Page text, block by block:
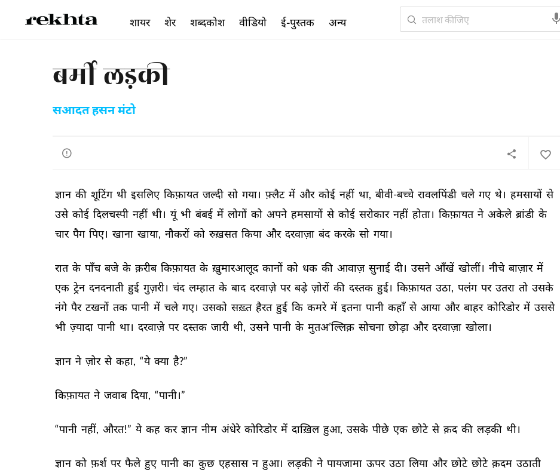
बर्मी लड़की
सआदत हसन मंटो
ज्ञान की शूटिंग थी इसलिए किफ़ायत जल्दी सो गया। फ़्लैट में और कोई नहीं था, बीवी-बच्चे रावलपिंडी चले गए थे। हमसायों से
उसे कोई दिलचस्पी नहीं थी। यूं भी बंबई में लोगों को अपने हमसायों से कोई सरोकार नहीं होता। किफ़ायत ने अकेले ब्रांडी के
चार पैग पिए। खाना खाया, नौकरों को रुख़सत किया और दरवाज़ा बंद करके सो गया।
रात के पाँच बजे के क़रीब किफ़ायत के ख़ुमारआलूद कानों को धक की आवाज़ सुनाई दी। उसने आँखें खोलीं। नीचे बाज़ार में
एक ट्रेन दनदनाती हुई गुज़री। चंद लम्हात के बाद दरवाज़े पर बड़े ज़ोरों की दस्तक हुई। किफ़ायत उठा, पलंग पर उतरा तो उसके
नंगे पैर टखनों तक पानी में चले गए। उसको सख़्त हैरत हुई कि कमरे में इतना पानी कहाँ से आया और बाहर कोरिडोर में उससे
भी ज़्यादा पानी था। दरवाज़े पर दस्तक जारी थी, उसने पानी के मुतअ’ल्लिक़ सोचना छोड़ा और दरवाज़ा खोला।
ज्ञान ने ज़ोर से कहा, “ये क्या है?”
किफ़ायत ने जवाब दिया, “पानी।”
“पानी नहीं, औरत!” ये कह कर ज्ञान नीम अंधेरे कोरिडोर में दाख़िल हुआ, उसके पीछे एक छोटे से क़द की लड़की थी।
ज्ञान को फ़र्श पर फैले हुए पानी का कुछ एहसास न हुआ। लड़की ने पायजामा ऊपर उठा लिया और छोटे छोटे क़दम उठाती
शायर शेर शब्दकोश वीडियो ई-पुस्तक अन्य